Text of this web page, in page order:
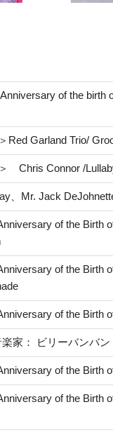
of the birth
Red Garland Trio/
Chris Connor /
、Mr. Jack
of the Birth
of the Birth
of the Birth
楽家： ビリーバンバ
of the Birth
of the Birth